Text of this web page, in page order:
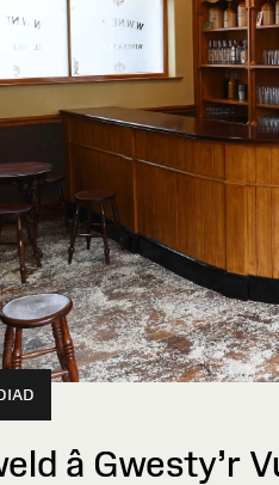
â Gwesty’r